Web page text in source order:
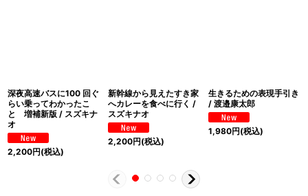
深夜高速バスに100 回ぐ
らい乗ってわかったこ
と 増補新版 / スズキナ
オ
2,200円(税込)
新幹線から見えたすき家
へカレーを食べに行く /
スズキナオ
2,200円(税込)
生きるための表現手引き
/ 渡邉康太郎
1,980円(税込)